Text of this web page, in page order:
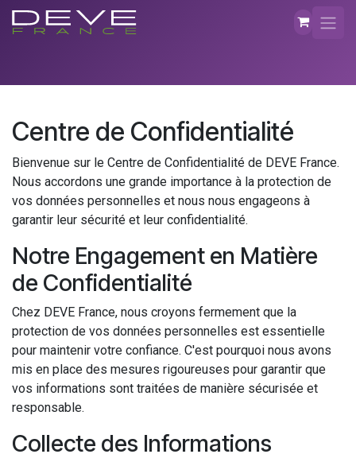
Se rendre au contenu
Centre de Confidentialité
Bienvenue sur le Centre de Confidentialité de DEVE France.
Nous accordons une grande importance à la protection de
vos données personnelles et nous nous engageons à
garantir leur sécurité et leur confidentialité.
Notre Engagement en Matière
de Confidentialité
Chez DEVE France, nous croyons fermement que la
protection de vos données personnelles est essentielle
pour maintenir votre confiance. C'est pourquoi nous avons
mis en place des mesures rigoureuses pour garantir que
vos informations sont traitées de manière sécurisée et
responsable.
Collecte des Informations